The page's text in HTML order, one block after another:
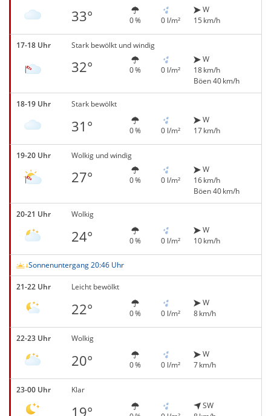
33° 0 % 0 l/m²
W
15 km/h
17-18 Uhr Stark bewölkt und windig
32° 0 % 0 l/m²
W
18 km/h
Böen 40 km/h
18-19 Uhr Stark bewölkt
31° 0 % 0 l/m²
W
17 km/h
19-20 Uhr Wolkig und windig
27° 0 % 0 l/m²
W
16 km/h
Böen 40 km/h
20-21 Uhr Wolkig
24° 0 % 0 l/m²
W
10 km/h
Sonnenuntergang 20:46 Uhr
21-22 Uhr Leicht bewölkt
22° 0 % 0 l/m²
W
8 km/h
22-23 Uhr Wolkig
20° 0 % 0 l/m²
W
7 km/h
23-00 Uhr Klar
19°
SW